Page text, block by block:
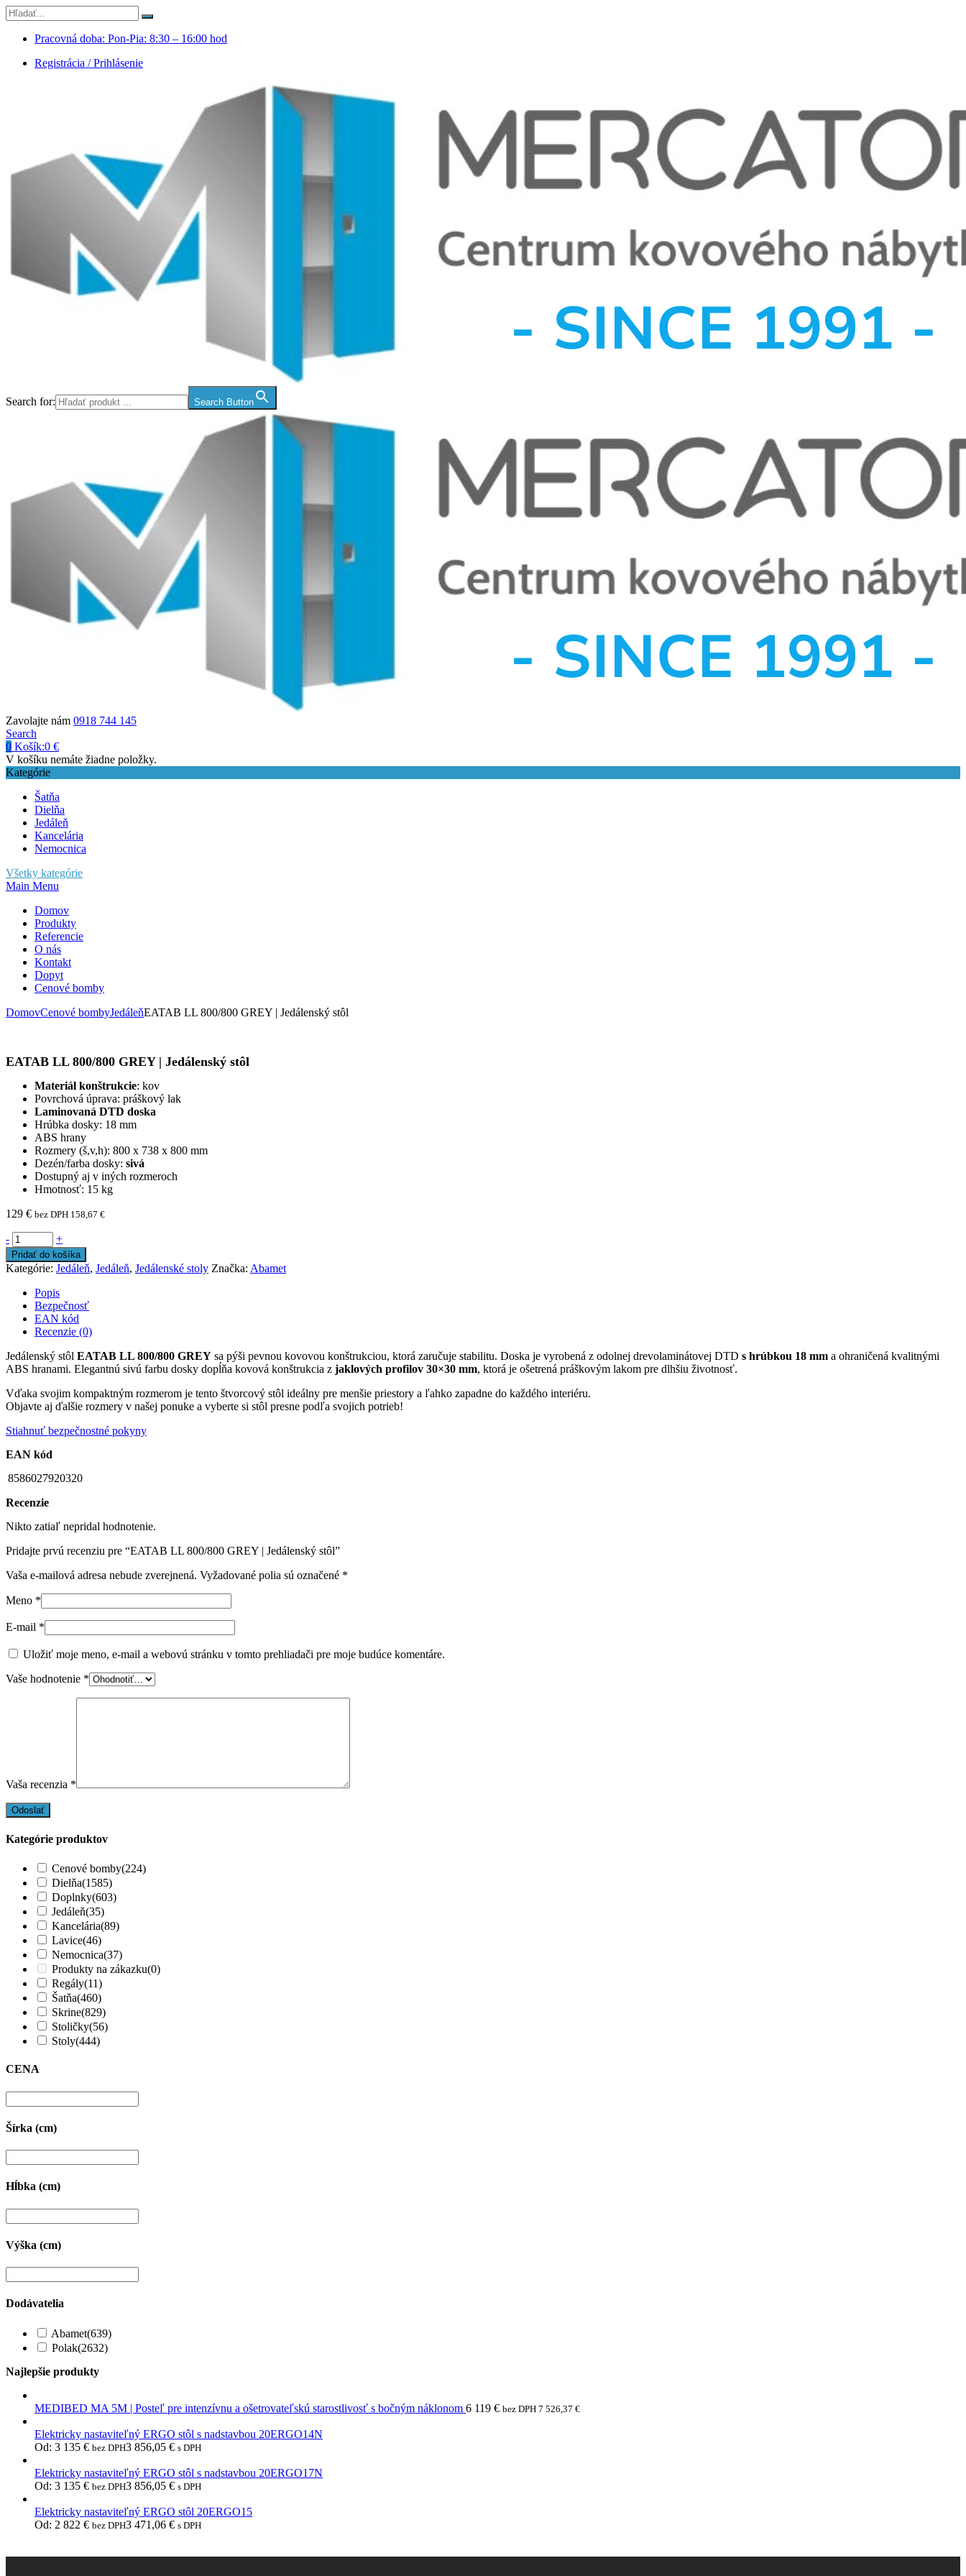
Pracovná doba: Pon-Pia: 8:30 – 16:00 hod
Registrácia / Prihlásenie
Search for: Search Button
Zavolajte nám 0918 744 145
Search
0 Košík:0 €
V košíku nemáte žiadne položky.
Kategórie
Šatňa
Dielňa
Jedáleň
Kancelária
Nemocnica
Všetky kategórie
Main Menu
Domov
Produkty
Referencie
O nás
Kontakt
Dopyt
Cenové bomby
DomovCenové bombyJedáleňEATAB LL 800/800 GREY | Jedálenský stôl
EATAB LL 800/800 GREY | Jedálenský stôl
Materiál konštrukcie: kov
Povrchová úprava: práškový lak
Laminovaná DTD doska
Hrúbka dosky: 18 mm
ABS hrany
Rozmery (š,v,h): 800 x 738 x 800 mm
Dezén/farba dosky: sivá
Dostupný aj v iných rozmeroch
Hmotnosť: 15 kg
129 € bez DPH 158,67 €
- +
Pridať do košíka
Kategórie: Jedáleň, Jedáleň, Jedálenské stoly Značka: Abamet
Popis
Bezpečnosť
EAN kód
Recenzie (0)
Jedálenský stôl EATAB LL 800/800 GREY sa pýši pevnou kovovou konštrukciou, ktorá zaručuje stabilitu. Doska je vyrobená z odolnej drevolaminátovej DTD s hrúbkou 18 mm a ohraničená kvalitnými
ABS hranami. Elegantnú sivú farbu dosky dopĺňa kovová konštrukcia z jaklových profilov 30×30 mm, ktorá je ošetrená práškovým lakom pre dlhšiu životnosť.
Vďaka svojim kompaktným rozmerom je tento štvorcový stôl ideálny pre menšie priestory a ľahko zapadne do každého interiéru.
Objavte aj ďalšie rozmery v našej ponuke a vyberte si stôl presne podľa svojich potrieb!
Stiahnuť bezpečnostné pokyny
EAN kód
8586027920320
Recenzie
Nikto zatiaľ nepridal hodnotenie.
Pridajte prvú recenziu pre “EATAB LL 800/800 GREY | Jedálenský stôl”
Vaša e-mailová adresa nebude zverejnená. Vyžadované polia sú označené *
Meno *
E-mail *
Uložiť moje meno, e-mail a webovú stránku v tomto prehliadači pre moje budúce komentáre.
Vaše hodnotenie *
Vaša recenzia *
Kategórie produktov
Cenové bomby(224)
Dielňa(1585)
Doplnky(603)
Jedáleň(35)
Kancelária(89)
Lavice(46)
Nemocnica(37)
Produkty na zákazku(0)
Regály(11)
Šatňa(460)
Skrine(829)
Stoličky(56)
Stoly(444)
CENA
Šírka (cm)
Hĺbka (cm)
Výška (cm)
Dodávatelia
Abamet(639)
Polak(2632)
Najlepšie produkty
MEDIBED MA 5M | Posteľ pre intenzívnu a ošetrovateľskú starostlivosť s bočným náklonom 6 119 € bez DPH 7 526,37 €
Elektricky nastaviteľný ERGO stôl s nadstavbou 20ERGO14N
Od: 3 135 € bez DPH3 856,05 € s DPH
Elektricky nastaviteľný ERGO stôl s nadstavbou 20ERGO17N
Od: 3 135 € bez DPH3 856,05 € s DPH
Elektricky nastaviteľný ERGO stôl 20ERGO15
Od: 2 822 € bez DPH3 471,06 € s DPH